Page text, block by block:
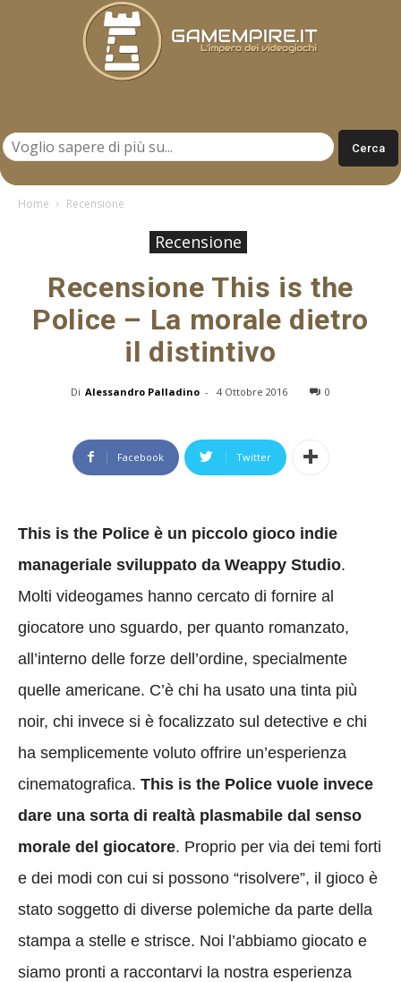
Home Recensione
Recensione
Recensione This is the
Police – La morale dietro
il distintivo
Di Alessandro Palladino - 4 Ottobre 2016 0
Facebook Twitter
This is the Police è un piccolo gioco indie
manageriale sviluppato da Weappy Studio.
Molti videogames hanno cercato di fornire al
giocatore uno sguardo, per quanto romanzato,
all’interno delle forze dell’ordine, specialmente
quelle americane. C’è chi ha usato una tinta più
noir, chi invece si è focalizzato sul detective e chi
ha semplicemente voluto offrire un’esperienza
cinematografica. This is the Police vuole invece
dare una sorta di realtà plasmabile dal senso
morale del giocatore. Proprio per via dei temi forti
e dei modi con cui si possono “risolvere”, il gioco è
stato soggetto di diverse polemiche da parte della
stampa a stelle e strisce. Noi l’abbiamo giocato e
siamo pronti a raccontarvi la nostra esperienza